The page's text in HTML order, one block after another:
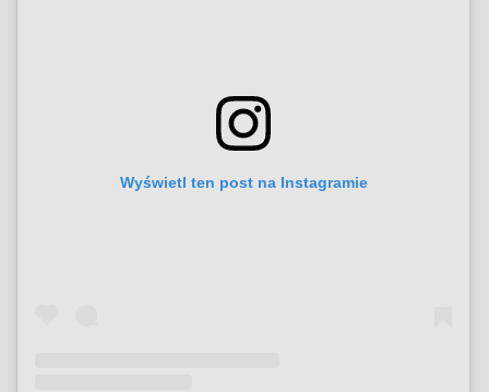
Wyświetl ten post na Instagramie